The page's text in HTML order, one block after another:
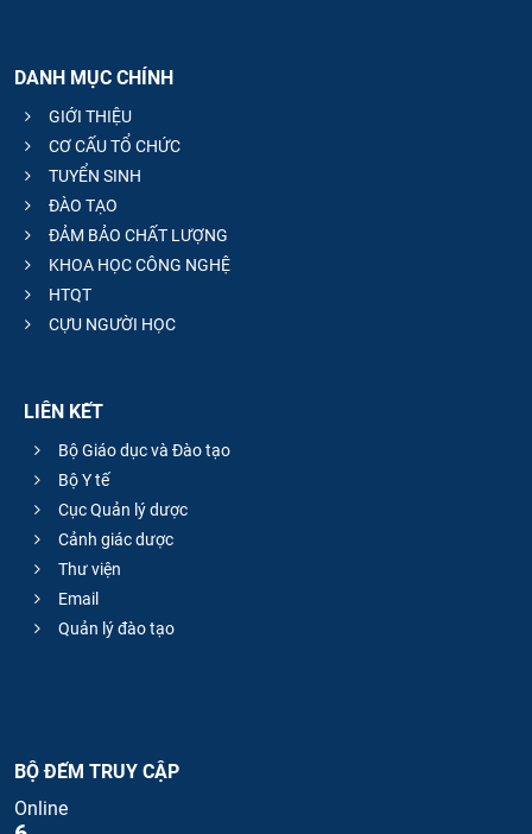
DANH MỤC CHÍNH
GIỚI THIỆU
CƠ CẤU TỔ CHỨC
TUYỂN SINH
ĐÀO TẠO
ĐẢM BẢO CHẤT LƯỢNG
KHOA HỌC CÔNG NGHỆ
HTQT
CỰU NGƯỜI HỌC
LIÊN KẾT
Bộ Giáo dục và Đào tạo
Bộ Y tế
Cục Quản lý dược
Cảnh giác dược
Thư viện
Email
Quản lý đào tạo
BỘ ĐẾM TRUY CẬP
Online